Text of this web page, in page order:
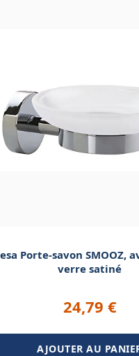
Porte-savon SMOOZ,
verre satiné
24,79 €
AJOUTER AU